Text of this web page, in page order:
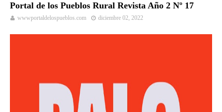
Portal de los Pueblos Rural Revista Año 2 Nº 17
wwwportaldelospueblos.com diciembre 02, 2022